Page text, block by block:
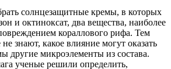
солнцезащитные кремы, в которых
и октиноксат, два вещества, наиболее
кораллового рифа. Тем
знают, какое влияние могут оказать
другие микроэлементы из состава.
ученые решили определить,